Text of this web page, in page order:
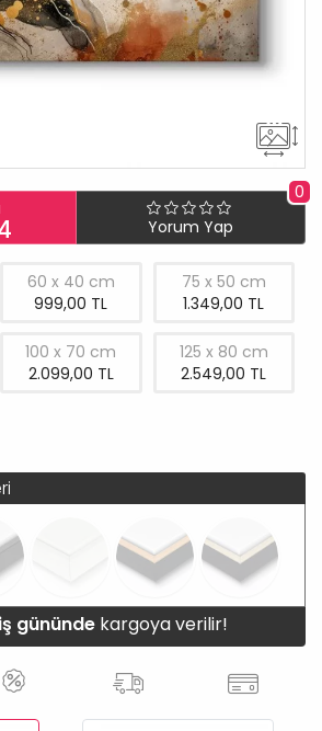
0
Yorum Yap
60 x 40 cm
999,00 TL
75 x 50 cm
1.349,00 TL
100 x 70 cm
2.099,00 TL
125 x 80 cm
2.549,00 TL
gününde kargoya verilir!